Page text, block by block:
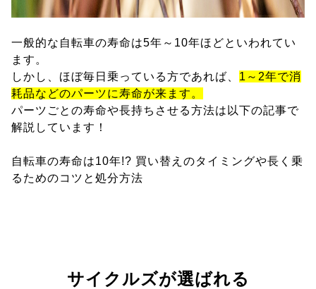
一般的な自転車の寿命は5年～10年ほどといわれてい
ます。
しかし、ほぼ毎日乗っている方であれば、 1～2年で消
耗品などのパーツに寿命が来ます。
パーツごとの寿命や長持ちさせる方法は以下の記事で
解説しています！
自転車の寿命は10年!? 買い替えのタイミングや長く乗
るためのコツと処分方法
サイクルズが選ばれる